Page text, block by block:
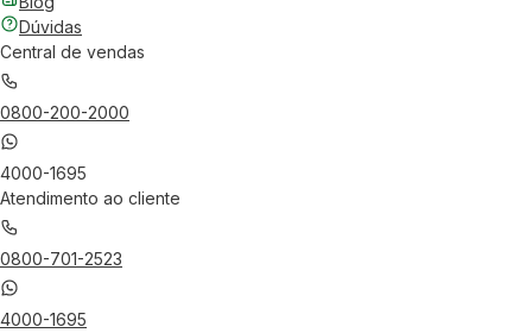
Dúvidas
Central de vendas
0800-200-2000
4000-1695
Atendimento ao cliente
0800-701-2523
4000-1695